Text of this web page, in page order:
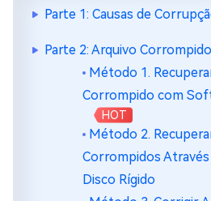
Parte 1: Causas de
Parte 2: Arquivo
Método 1.
Corrompido com
HOT
Método 2.
Corrompidos
Disco Rígido